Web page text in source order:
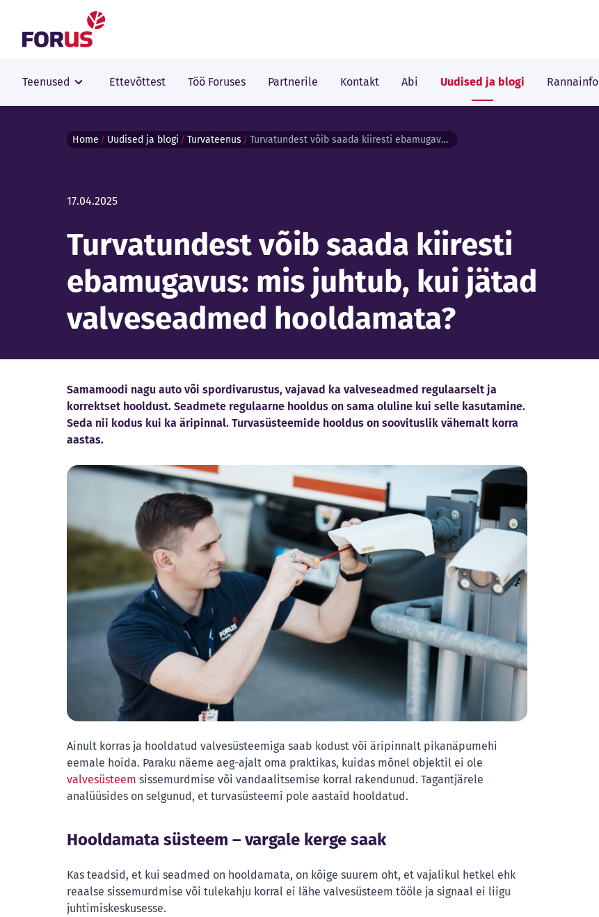
Teenused Ettevõttest Töö Foruses Partnerile Kontakt Abi Uudised ja blogi Rannainfo
Home Uudised ja blogi Turvateenus Turvatundest võib saada kiiresti ebamugavus: mis juhtub, kui jätad valveseadmed hooldamata?
17.04.2025
Turvatundest võib saada kiiresti
ebamugavus: mis juhtub, kui jätad
valveseadmed hooldamata?
Samamoodi nagu auto või spordivarustus, vajavad ka valveseadmed regulaarselt ja
korrektset hooldust. Seadmete regulaarne hooldus on sama oluline kui selle kasutamine.
Seda nii kodus kui ka äripinnal. Turvasüsteemide hooldus on soovituslik vähemalt korra
aastas.
Ainult korras ja hooldatud valvesüsteemiga saab kodust või äripinnalt pikanäpumehi
eemale hoida. Paraku näeme aeg-ajalt oma praktikas, kuidas mõnel objektil ei ole
valvesüsteem sissemurdmise või vandaalitsemise korral rakendunud. Tagantjärele
analüüsides on selgunud, et turvasüsteemi pole aastaid hooldatud.
Hooldamata süsteem – vargale kerge saak
Kas teadsid, et kui seadmed on hooldamata, on kõige suurem oht, et vajalikul hetkel ehk
reaalse sissemurdmise või tulekahju korral ei lähe valvesüsteem tööle ja signaal ei liigu
juhtimiskeskusesse.